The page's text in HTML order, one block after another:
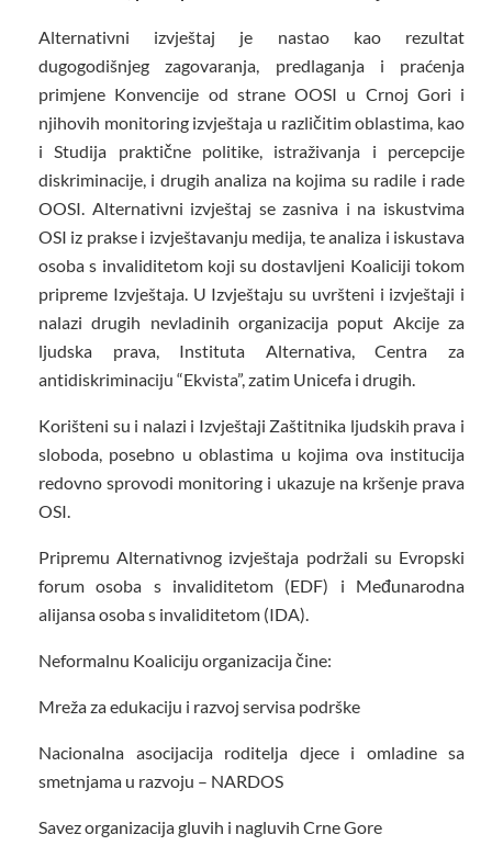
Alternativni izvještaj je nastao kao rezultat
dugogodišnjeg zagovaranja, predlaganja i praćenja
primjene Konvencije od strane OOSI u Crnoj Gori i
njihovih monitoring izvještaja u različitim oblastima, kao
i Studija praktične politike, istraživanja i percepcije
diskriminacije, i drugih analiza na kojima su radile i rade
OOSI. Alternativni izvještaj se zasniva i na iskustvima
OSI iz prakse i izvještavanju medija, te analiza i iskustava
osoba s invaliditetom koji su dostavljeni Koaliciji tokom
pripreme Izvještaja. U Izvještaju su uvršteni i izvještaji i
nalazi drugih nevladinih organizacija poput Akcije za
ljudska prava, Instituta Alternativa, Centra za
antidiskriminaciju “Ekvista”, zatim Unicefa i drugih.
Korišteni su i nalazi i Izvještaji Zaštitnika ljudskih prava i
sloboda, posebno u oblastima u kojima ova institucija
redovno sprovodi monitoring i ukazuje na kršenje prava
OSI.
Pripremu Alternativnog izvještaja podržali su Evropski
forum osoba s invaliditetom (EDF) i Međunarodna
alijansa osoba s invaliditetom (IDA).
Neformalnu Koaliciju organizacija čine:
Mreža za edukaciju i razvoj servisa podrške
Nacionalna asocijacija roditelja djece i omladine sa
smetnjama u razvoju – NARDOS
Savez organizacija gluvih i nagluvih Crne Gore